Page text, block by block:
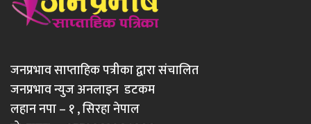
जनप्रभाव साप्ताहिक पत्रीका द्वारा संचालित
जनप्रभाव न्युज अनलाइन डटकम
लहान नपा – १ , सिरहा नेपाल